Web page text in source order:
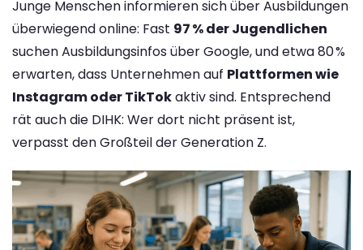
Junge Menschen informieren sich über Ausbildungen
überwiegend online: Fast 97 % der Jugendlichen
suchen Ausbildungsinfos über Google, und etwa 80 %
erwarten, dass Unternehmen auf Plattformen wie
Instagram oder TikTokaktiv sind. Entsprechend
rät auch die DIHK: Wer dort nicht präsent ist,
verpasst den Großteil der Generation Z​.